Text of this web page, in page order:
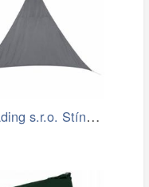
Axin Trading s.r.o. Stínící plachta…